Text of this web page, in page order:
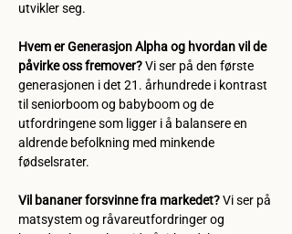
utvikler seg.
Hvem er Generasjon Alpha og hvordan vil de
påvirke oss fremover? Vi ser på den første
generasjonen i det 21. århundrede i kontrast
til seniorboom og babyboom og de
utfordringene som ligger i å balansere en
aldrende befolkning med minkende
fødselsrater.
Vil bananer forsvinne fra markedet? Vi ser på
matsystem og råvareutfordringer og